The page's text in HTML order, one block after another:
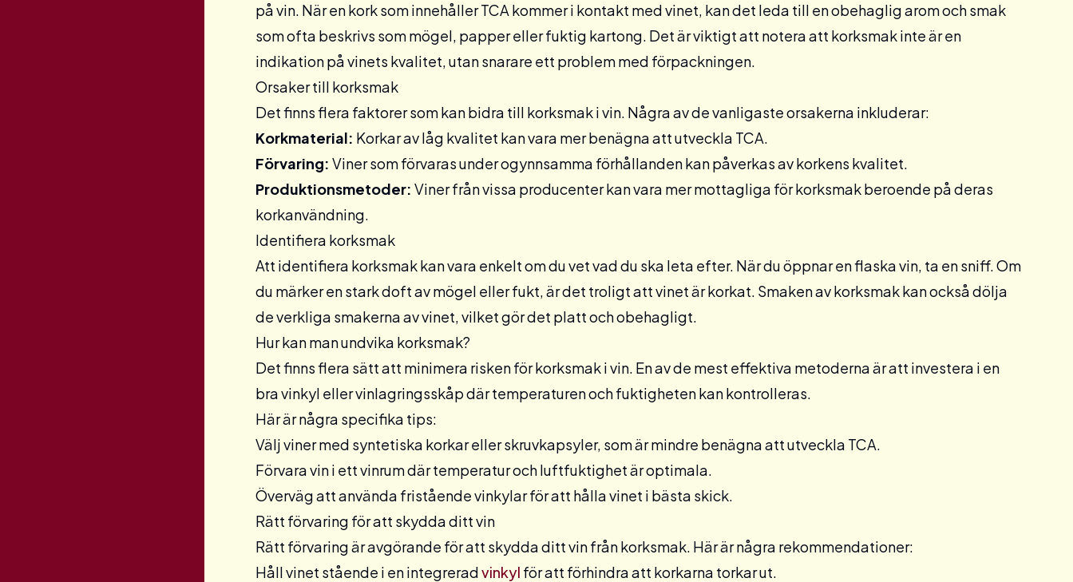
på vin. När en kork som innehåller TCA kommer i kontakt med vinet, kan det leda till en obehaglig arom och smak
som ofta beskrivs som mögel, papper eller fuktig kartong. Det är viktigt att notera att korksmak inte är en
indikation på vinets kvalitet, utan snarare ett problem med förpackningen.
Orsaker till korksmak
Det finns flera faktorer som kan bidra till korksmak i vin. Några av de vanligaste orsakerna inkluderar:
Korkmaterial: Korkar av låg kvalitet kan vara mer benägna att utveckla TCA.
Förvaring: Viner som förvaras under ogynnsamma förhållanden kan påverkas av korkens kvalitet.
Produktionsmetoder: Viner från vissa producenter kan vara mer mottagliga för korksmak beroende på deras
korkanvändning.
Identifiera korksmak
Att identifiera korksmak kan vara enkelt om du vet vad du ska leta efter. När du öppnar en flaska vin, ta en sniff. Om
du märker en stark doft av mögel eller fukt, är det troligt att vinet är korkat. Smaken av korksmak kan också dölja
de verkliga smakerna av vinet, vilket gör det platt och obehagligt.
Hur kan man undvika korksmak?
Det finns flera sätt att minimera risken för korksmak i vin. En av de mest effektiva metoderna är att investera i en
bravinkyl ellervinlagringsskåpdär temperaturen och fuktigheten kan kontrolleras.
Här är några specifika tips:
Välj viner med syntetiska korkar eller skruvkapsyler, som är mindre benägna att utveckla TCA.
Förvara vin i ettvinrumdär temperatur och luftfuktighet är optimala.
Överväg att använda friståendevinkylar för att hålla vinet i bästa skick.
Rätt förvaring för att skydda ditt vin
Rätt förvaring är avgörande för att skydda ditt vin från korksmak. Här är några rekommendationer:
Håll vinet stående i enintegreradvinkyl för att förhindra att korkarna torkar ut.